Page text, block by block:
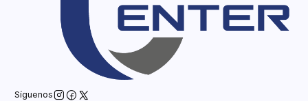
Síguenos